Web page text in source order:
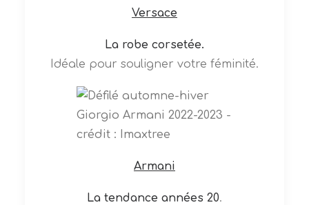
Versace
La robe corsetée.
Idéale pour souligner votre féminité.
Armani
La tendance années 20.